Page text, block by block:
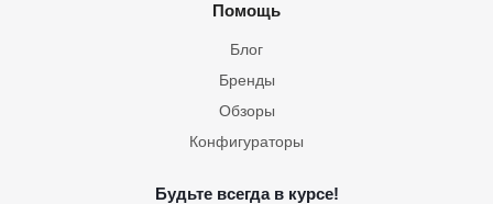
Помощь
Блог
Бренды
Обзоры
Конфигураторы
Будьте всегда в курсе!